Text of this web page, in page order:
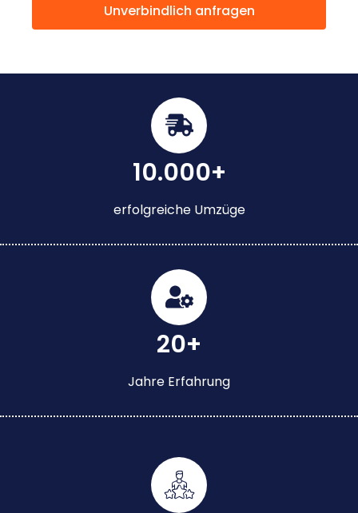
Unverbindlich anfragen
10.000+
erfolgreiche Umzüge
20+
Jahre Erfahrung